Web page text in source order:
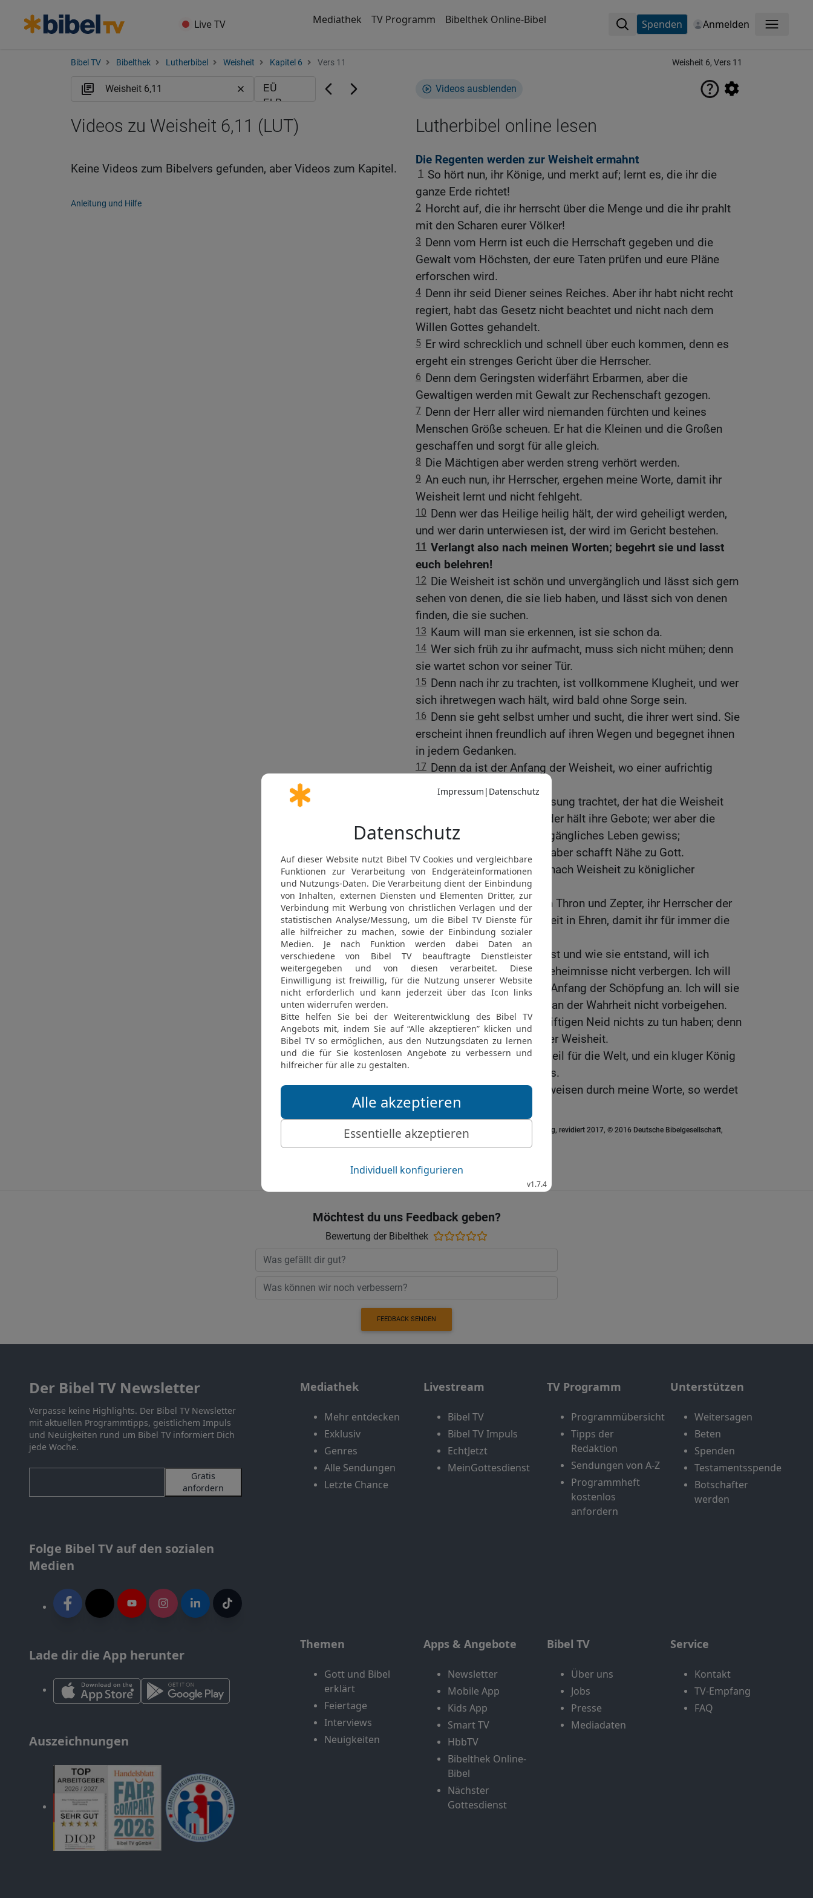
Live TV Mediathek TV Programm Bibelthek Online-Bibel Spenden Anmelden Menü
Bibel TV Bibelthek Lutherbibel Weisheit Kapitel 6 Vers 11 Weisheit 6, Vers 11
Videos ausblenden
Lutherbibel online lesen
Die Regenten werden zur Weisheit ermahnt
1
So hört nun, ihr Könige, und merkt auf; lernt es, die ihr die
ganze Erde richtet!
2 Horcht auf, die ihr herrscht über die Menge und die ihr prahlt
mit den Scharen eurer Völker!
3 Denn vom Herrn ist euch die Herrschaft gegeben und die
Gewalt vom Höchsten, der eure Taten prüfen und eure Pläne
erforschen wird.
4 Denn ihr seid Diener seines Reiches. Aber ihr habt nicht recht
regiert, habt das Gesetz nicht beachtet und nicht nach dem
Willen Gottes gehandelt.
5 Er wird schrecklich und schnell über euch kommen, denn es
ergeht ein strenges Gericht über die Herrscher.
6 Denn dem Geringsten widerfährt Erbarmen, aber die
Gewaltigen werden mit Gewalt zur Rechenschaft gezogen.
7 Denn der Herr aller wird niemanden fürchten und keines
Menschen Größe scheuen. Er hat die Kleinen und die Großen
geschaffen und sorgt für alle gleich.
8 Die Mächtigen aber werden streng verhört werden.
9 An euch nun, ihr Herrscher, ergehen meine Worte, damit ihr
Weisheit lernt und nicht fehlgeht.
10 Denn wer das Heilige heilig hält, der wird geheiligt werden,
und wer darin unterwiesen ist, der wird im Gericht bestehen.
11 Verlangt also nach meinen Worten; begehrt sie und lasst
euch belehren!
12 Die Weisheit ist schön und unvergänglich und lässt sich gern
sehen von denen, die sie lieb haben, und lässt sich von denen
finden, die sie suchen.
13 Kaum will man sie erkennen, ist sie schon da.
14 Wer sich früh zu ihr aufmacht, muss sich nicht mühen; denn
sie wartet schon vor seiner Tür.
15 Denn nach ihr zu trachten, ist vollkommene Klugheit, und wer
sich ihretwegen wach hält, wird bald ohne Sorge sein.
16 Denn sie geht selbst umher und sucht, die ihrer wert sind. Sie
erscheint ihnen freundlich auf ihren Wegen und begegnet ihnen
in jedem Gedanken.
17 Denn da ist der Anfang der Weisheit, wo einer aufrichtig
Unterweisung begehrt.
Wer aber nach Unterweisung trachtet, der hat die Weisheit
lieb; wer sie aber lieb hat, der hält ihre Gebote; wer aber die
Gebote hält, dem ist unvergängliches Leben gewiss;
unvergängliches Leben aber schafft Nähe zu Gott.
20
So führt das Verlangen nach Weisheit zu königlicher
Herrschaft.
21 Habt ihr nun Gefallen an Thron und Zepter, ihr Herrscher der
Völker, so haltet die Weisheit in Ehren, damit ihr für immer die
Herrschaft behaltet.
22 Was aber die Weisheit ist und wie sie entstand, will ich
verkünden und euch ihre Geheimnisse nicht verbergen. Ich will
ihrer Spur nachgehen vom Anfang der Schöpfung an. Ich will sie
allen bekannt machen und an der Wahrheit nicht vorbeigehen.
23 Denn ich will mit dem giftigen Neid nichts zu tun haben; denn
er hat nichts gemein mit der Weisheit.
24 Viele Weise aber sind Heil für die Welt, und ein kluger König
ist das Glück seines Volkes.
25 Darum lasst euch unterweisen durch meine Worte, so werdet
ihr Nutzen haben.
Die Bibel nach Martin Luthers Übersetzung, revidiert 2017, © 2016 Deutsche Bibelgesellschaft,
Stuttgart
Videos zu Weisheit 6,11 (LUT)
Keine Videos zum Bibelvers gefunden, aber Videos zum Kapitel.
Anleitung und Hilfe
Möchtest du uns Feedback geben?
Bewertung der Bibelthek
FEEDBACK SENDEN
Der Bibel TV Newsletter
Verpasse keine Highlights. Der Bibel TV Newsletter
mit aktuellen Programmtipps, geistlichem Impuls
und Neuigkeiten rund um Bibel TV informiert Dich
jede Woche.
Gratis
anfordern
Folge Bibel TV auf den sozialen
Medien
Lade dir die App herunter
Auszeichnungen
Mediathek
Mehr entdecken
Exklusiv
Genres
Alle Sendungen
Letzte Chance
Livestream
Bibel TV
Bibel TV Impuls
EchtJetzt
MeinGottesdienst
TV Programm
Programmübersicht
Tipps der
Redaktion
Sendungen von A-Z
Programmheft
kostenlos
anfordern
Unterstützen
Weitersagen
Beten
Spenden
Testamentsspende
Botschafter
werden
Themen
Gott und Bibel
erklärt
Feiertage
Interviews
Neuigkeiten
Apps & Angebote
Newsletter
Mobile App
Kids App
Smart TV
HbbTV
Bibelthek Online-
Bibel
Nächster
Gottesdienst
Bibel TV
Über uns
Jobs
Presse
Mediadaten
Service
Kontakt
TV-Empfang
FAQ